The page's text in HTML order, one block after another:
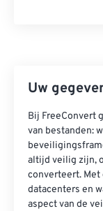
Uw
Bij FreeConvert
van bestanden:
altijd veilig zijn,
converteert. Met
datacenters en
aspect van de